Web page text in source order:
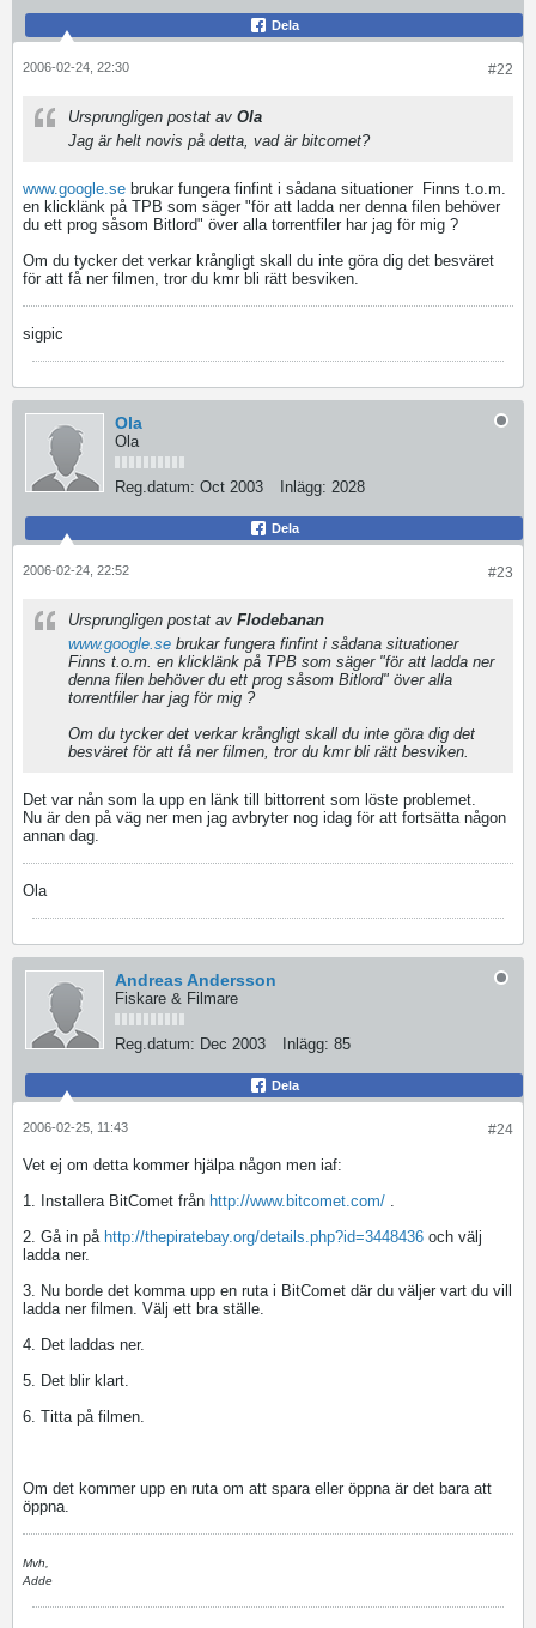
Dela
#22
2006-02-24, 22:30
Ursprungligen postat av Ola
Jag är helt novis på detta, vad är bitcomet?
www.google.se brukar fungera finfint i sådana situationer
Finns t.o.m.
en klicklänk på TPB som säger "för att ladda ner denna filen behöver
du ett prog såsom Bitlord" över alla torrentfiler har jag för mig ?
Om du tycker det verkar krångligt skall du inte göra dig det besväret
för att få ner filmen, tror du kmr bli rätt besviken.
sigpic
Ola
Ola
Reg.datum: Oct 2003 Inlägg: 2028
Dela
#23
2006-02-24, 22:52
Ursprungligen postat av Flodebanan
www.google.se brukar fungera finfint i sådana situationer
Finns t.o.m. en klicklänk på TPB som säger "för att ladda ner
denna filen behöver du ett prog såsom Bitlord" över alla
torrentfiler har jag för mig ?
Om du tycker det verkar krångligt skall du inte göra dig det
besväret för att få ner filmen, tror du kmr bli rätt besviken.
Det var nån som la upp en länk till bittorrent som löste problemet.
Nu är den på väg ner men jag avbryter nog idag för att fortsätta någon
annan dag.
Ola
Andreas Andersson
Fiskare & Filmare
Reg.datum: Dec 2003 Inlägg: 85
Dela
#24
2006-02-25, 11:43
Vet ej om detta kommer hjälpa någon men iaf:
1. Installera BitComet från http://www.bitcomet.com/ .
2. Gå in på http://thepiratebay.org/details.php?id=3448436 och välj
ladda ner.
3. Nu borde det komma upp en ruta i BitComet där du väljer vart du vill
ladda ner filmen. Välj ett bra ställe.
4. Det laddas ner.
5. Det blir klart.
6. Titta på filmen.
Om det kommer upp en ruta om att spara eller öppna är det bara att
öppna.
Mvh,
Adde